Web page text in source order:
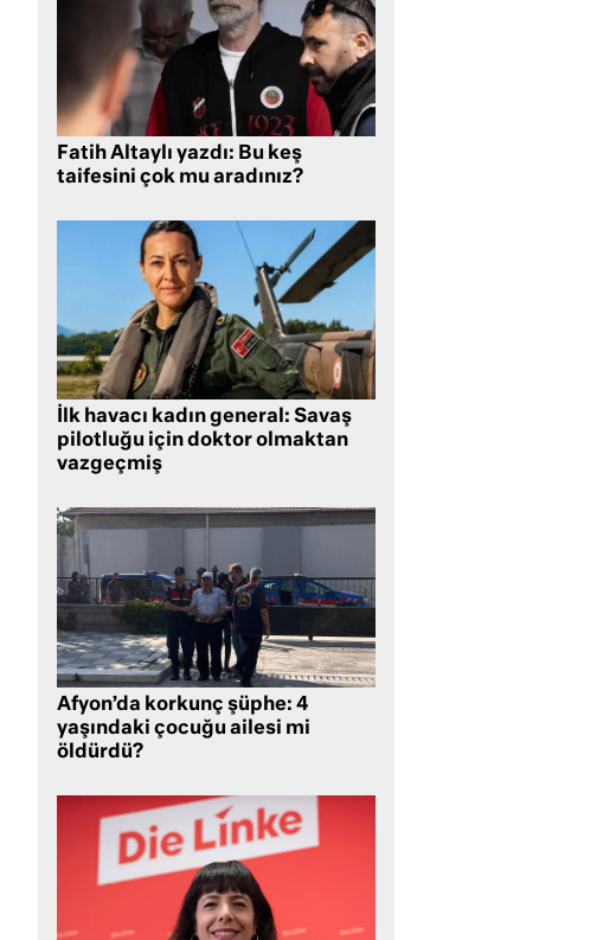
Fatih Altaylı yazdı: Bu keş
taifesini çok mu aradınız?
İlk havacı kadın general: Savaş
pilotluğu için doktor olmaktan
vazgeçmiş
Afyon’da korkunç şüphe: 4
yaşındaki çocuğu ailesi mi
öldürdü?